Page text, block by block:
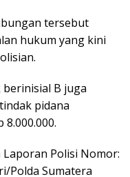
tersebut
hukum yang kini
B juga
pidana
Polisi Nomor:
Polda Sumatera